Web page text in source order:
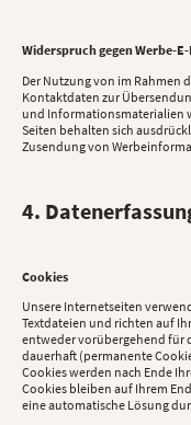
Widerspruch gegen Werbe-E-
Der Nutzung von im
Kontaktdaten zur
und Informationsmaterialien
Seiten behalten sich
Zusendung von
4.
Cookies
Unsere Internetseiten
Textdateien und richten auf
entweder vorübergehend für
dauerhaft (permanente
Cookies werden nach Ende
Cookies bleiben auf Ihrem
eine automatische Lösung